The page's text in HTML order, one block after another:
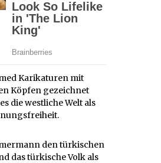
Karikaturen mit
Köpfen gezeichnet
die westliche Welt als
den türkischen
das türkische Volk als